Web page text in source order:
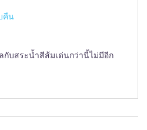
คืน
กับสระน้ำสีส้มเด่นกว่านี้ไม่มีอีก